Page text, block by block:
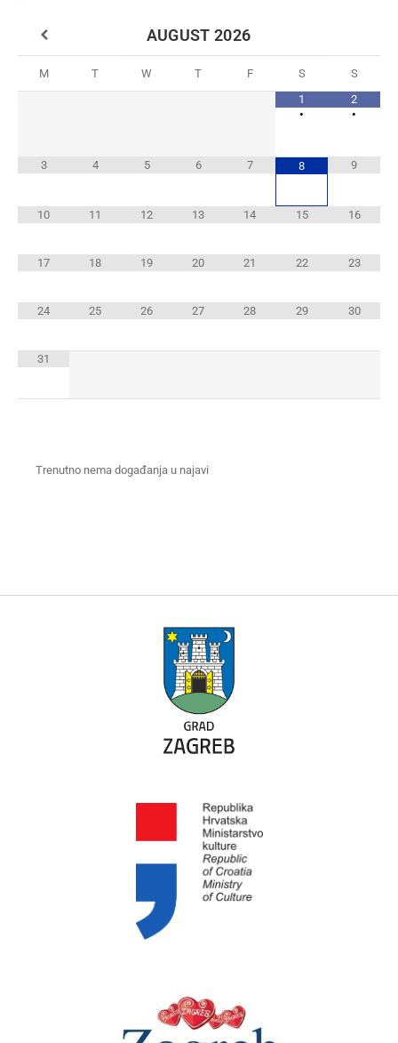
AUGUST 2026
M T W T F S
S
1
•
2
•
3 4 5 6 7 8 9
10 11 12 13 14 15 16
17 18 19 20 21 22 23
24 25 26 27 28 29 30
31
Trenutno nema događanja u najavi